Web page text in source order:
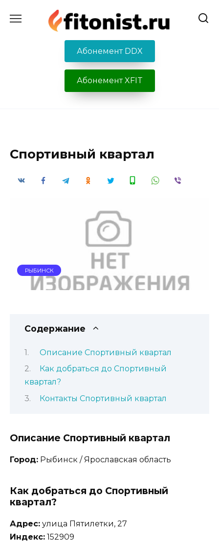
содержанию
Абонемент DDX
Абонемент XFIT
Спортивный квартал
РЫБИНСК
Содержание
Описание Спортивный квартал
Как добраться до Спортивный
квартал?
Контакты Спортивный квартал
Описание Спортивный квартал
Город: Рыбинск / Ярославская область
Как добраться до Спортивный
квартал?
Адрес: улица Пятилетки, 27
Индекс: 152909